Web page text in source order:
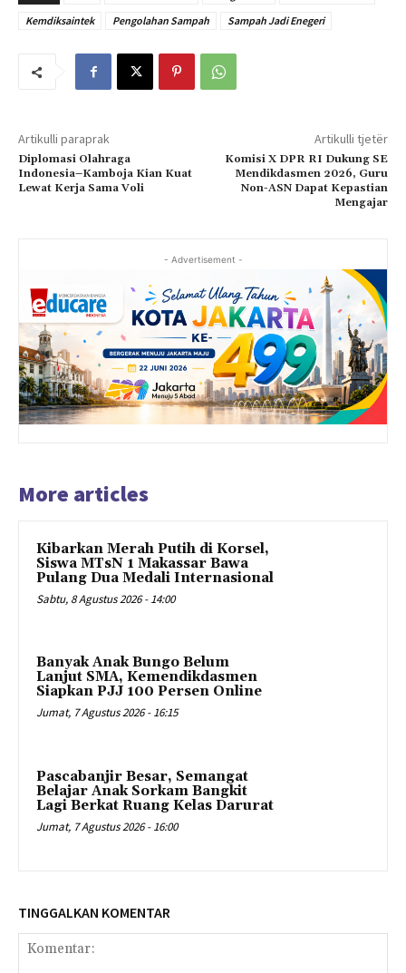
Kemdiksaintek
Pengolahan Sampah Sampah Jadi Enegeri
Artikulli paraprak
Diplomasi Olahraga
Indonesia–Kamboja Kian Kuat
Lewat Kerja Sama Voli
Artikulli tjetër
Komisi X DPR RI Dukung SE
Mendikdasmen 2026, Guru
Non-ASN Dapat Kepastian
Mengajar
- Advertisement -
More articles
Kibarkan Merah Putih di Korsel,
Siswa MTsN 1 Makassar Bawa
Pulang Dua Medali Internasional
Sabtu, 8 Agustus 2026 - 14:00
Banyak Anak Bungo Belum
Lanjut SMA, Kemendikdasmen
Siapkan PJJ 100 Persen Online
Jumat, 7 Agustus 2026 - 16:15
Pascabanjir Besar, Semangat
Belajar Anak Sorkam Bangkit
Lagi Berkat Ruang Kelas Darurat
Jumat, 7 Agustus 2026 - 16:00
TINGGALKAN KOMENTAR